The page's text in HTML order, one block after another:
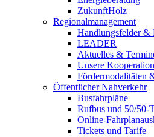
ZukunftHolz
Regionalmanagement
Handlungsfelder &
LEADER
Aktuelles &
Unsere
Fördermodalitäten
Öffentlicher Nahverkehr
Busfahrpläne
Rufbus und 50/50-
Online-
Tickets und Tarife